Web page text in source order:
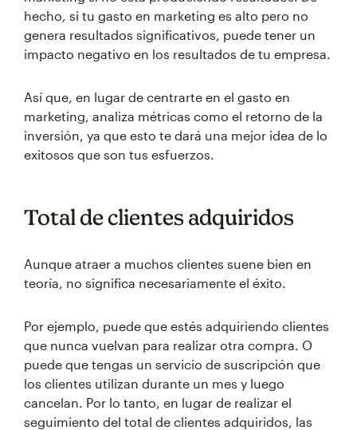
hecho, si tu gasto en marketing es alto pero no
genera resultados significativos, puede tener un
impacto negativo en los resultados de tu empresa.
Así que, en lugar de centrarte en el gasto en
marketing, analiza métricas como el retorno de la
inversión, ya que esto te dará una mejor idea de lo
exitosos que son tus esfuerzos.
Total de clientes adquiridos
Aunque atraer a muchos clientes suene bien en
teoría, no significa necesariamente el éxito.
Por ejemplo, puede que estés adquiriendo clientes
que nunca vuelvan para realizar otra compra. O
puede que tengas un servicio de suscripción que
los clientes utilizan durante un mes y luego
cancelan. Por lo tanto, en lugar de realizar el
seguimiento del total de clientes adquiridos, las